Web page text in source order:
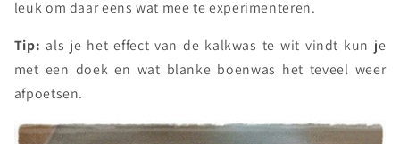
leuk om daar eens wat mee te experimenteren.
Tip: als je het effect van de kalkwas te wit vindt kun je
met een doek en wat blanke boenwas het teveel weer
afpoetsen.